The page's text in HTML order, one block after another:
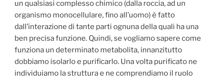
un qualsiasi complesso chimico (dalla roccia, ad un
organismo monocellulare, fino all’uomo) è fatto
dall’interazione di tante parti ognuna della quali ha una
ben precisa funzione. Quindi, se vogliamo sapere come
funziona un determinato metabolita, innanzitutto
dobbiamo isolarlo e purificarlo. Una volta purificato ne
individuiamo la struttura e ne comprendiamo il ruolo